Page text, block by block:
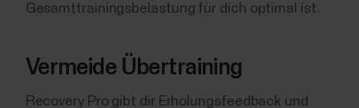
Gesamttrainingsbelastung für dich optimal ist.
Vermeide Übertraining
Recovery Pro gibt dir Erholungsfeedback und